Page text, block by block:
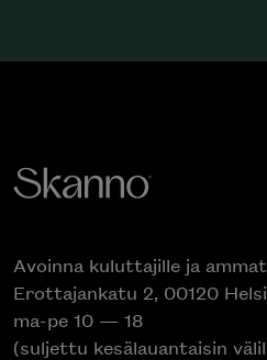
Avoinna kuluttajille ja
Erottajankatu 2, 00120
ma-pe 10 — 18
(suljettu kesälauantaisin